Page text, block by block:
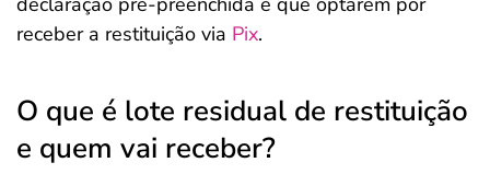
receber a restituição via Pix.
O que é lote residual de restituição
e quem vai receber?